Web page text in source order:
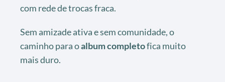
com rede de trocas fraca.
Sem amizade ativa e sem comunidade, o
caminho para oalbum completofica muito
mais duro.